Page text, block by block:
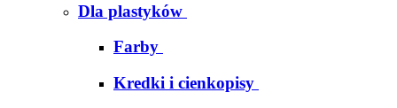
Dla plastyków
Farby
Kredki i cienkopisy